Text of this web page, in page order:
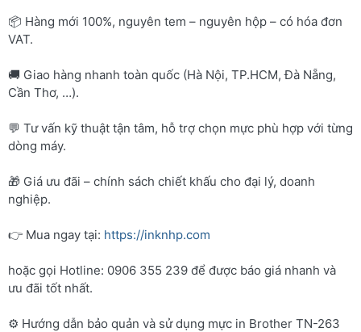
📦 Hàng mới 100%, nguyên tem – nguyên hộp – có hóa đơn
VAT.
🚚 Giao hàng nhanh toàn quốc (Hà Nội, TP.HCM, Đà Nẵng,
Cần Thơ, …).
💬 Tư vấn kỹ thuật tận tâm, hỗ trợ chọn mực phù hợp với từng
dòng máy.
🎁 Giá ưu đãi – chính sách chiết khấu cho đại lý, doanh
nghiệp.
👉 Mua ngay tại: https://inknhp.com
hoặc gọi Hotline: 0906 355 239 để được báo giá nhanh và
ưu đãi tốt nhất.
⚙️ Hướng dẫn bảo quản và sử dụng mực in Brother TN-263